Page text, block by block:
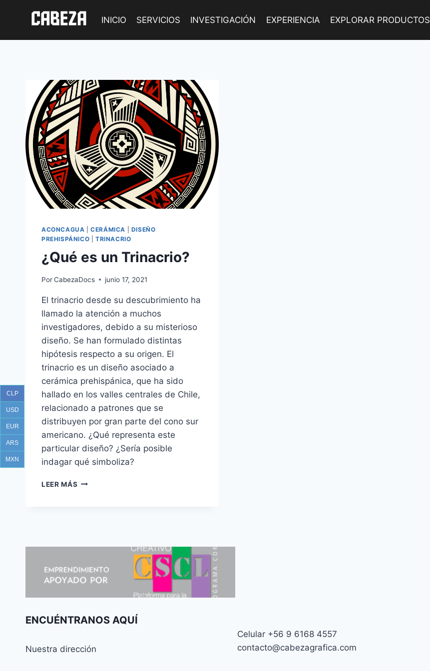
INICIO SERVICIOS INVESTIGACIÓN EXPERIENCIA EXPLORAR PRODUCTOS
ACONCAGUA |CERÁMICA
DISEÑO
PREHISPÁNICO
TRINACRIO
¿Qué es un Trinacrio?
PorCabezaDocs junio 17, 2021
El trinacrio desde su descubrimiento ha
llamado la atención a muchos
investigadores, debido a su misterioso
diseño. Se han formulado distintas
hipótesis respecto a su origen. El
trinacrio es un diseño asociado a
cerámica prehispánica, que ha sido
hallado en los valles centrales de Chile,
relacionado a patrones que se
distribuyen por gran parte del cono sur
americano. ¿Qué representa este
particular diseño? ¿Sería posible
indagar qué simboliza?
LEER MÁS ¿QUÉ
ENCUÉNTRANOS AQUÍ
Nuestra dirección
Celular +56 9 6168 4557
contacto@cabezagrafica.com
CLP
USD
EUR
ARS
MXN